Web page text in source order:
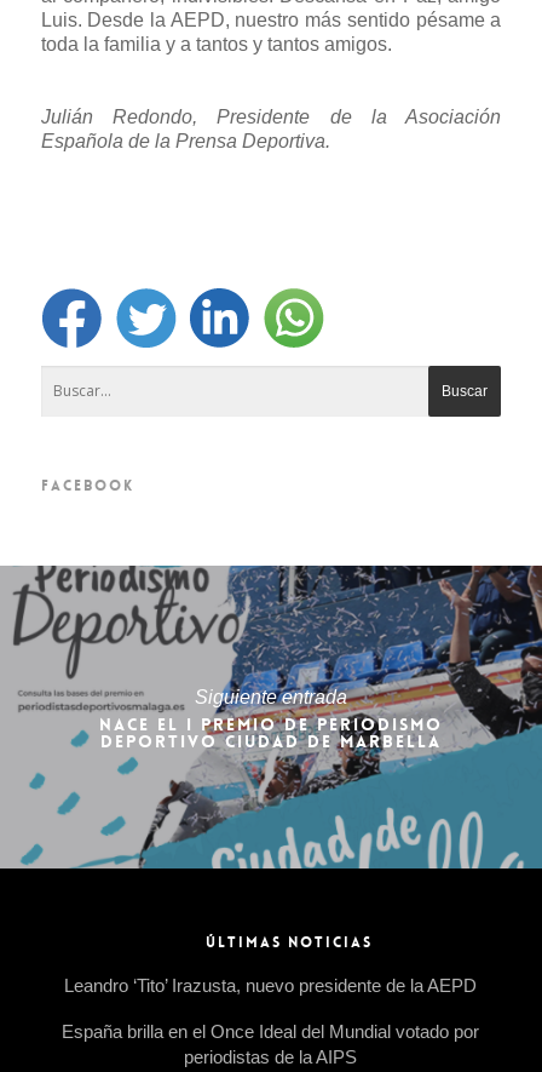
Luis. Desde la AEPD, nuestro más sentido pésame a
toda la familia y a tantos y tantos amigos.
Julián Redondo, Presidente de la Asociación
Española de la Prensa Deportiva.
FACEBOOK
Siguiente entrada
NACE EL I PREMIO DE PERIODISMO
DEPORTIVO CIUDAD DE MARBELLA
ÚLTIMAS NOTICIAS
Leandro ‘Tito’ Irazusta, nuevo presidente de la AEPD
España brilla en el Once Ideal del Mundial votado por
periodistas de la AIPS